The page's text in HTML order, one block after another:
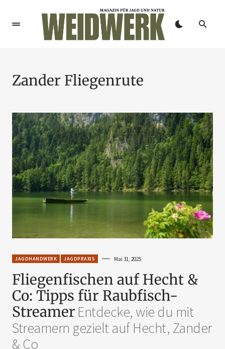
Zander Fliegenrute
JAGDHANDWERK JAGDPRAXIS Mai 31, 2025
Fliegenfischen auf Hecht &
Co: Tipps für Raubfisch-
StreamerEntdecke, wie du mit
Streamern gezielt auf Hecht, Zander
& Co